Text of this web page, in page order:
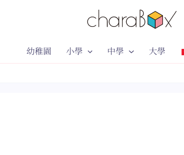
幼稚園 小學 中學 大學